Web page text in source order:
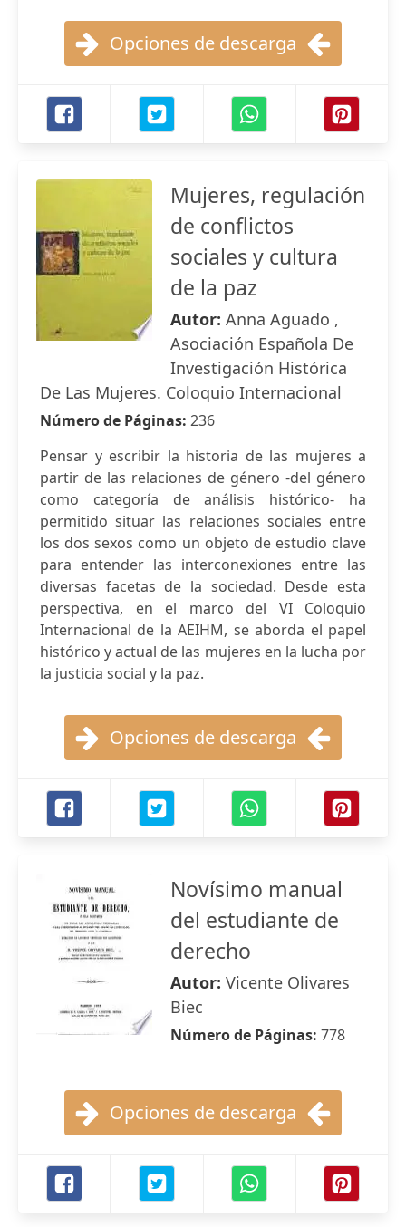
Opciones de descarga
Mujeres, regulación
de conflictos
sociales y cultura
de la paz
Autor: Anna Aguado ,
Asociación Española De
Investigación Histórica
De Las Mujeres. Coloquio Internacional
Número de Páginas: 236
Pensar y escribir la historia de las mujeres a
partir de las relaciones de género -del género
como categoría de análisis histórico- ha
permitido situar las relaciones sociales entre
los dos sexos como un objeto de estudio clave
para entender las interconexiones entre las
diversas facetas de la sociedad. Desde esta
perspectiva, en el marco del VI Coloquio
Internacional de la AEIHM, se aborda el papel
histórico y actual de las mujeres en la lucha por
la justicia social y la paz.
Opciones de descarga
Novísimo manual
del estudiante de
derecho
Autor: Vicente Olivares
Biec
Número de Páginas: 778
Opciones de descarga